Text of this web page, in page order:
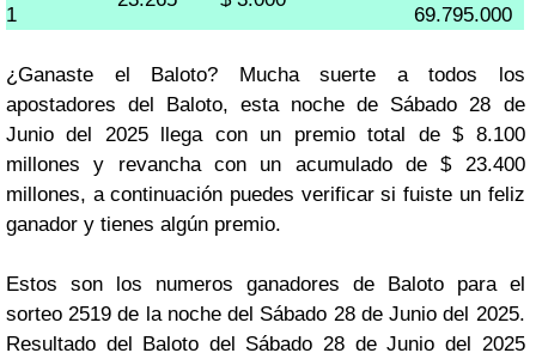
1
69.795.000
¿Ganaste el Baloto? Mucha suerte a todos los
apostadores del Baloto, esta noche de Sábado 28 de
Junio del 2025 llega con un premio total de $ 8.100
millones y revancha con un acumulado de $ 23.400
millones, a continuación puedes verificar si fuiste un feliz
ganador y tienes algún premio.
Estos son los numeros ganadores de Baloto para el
sorteo 2519 de la noche del Sábado 28 de Junio del 2025.
Resultado del Baloto del Sábado 28 de Junio del 2025